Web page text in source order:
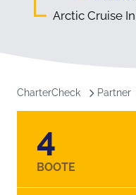
Arctic Cruise
CharterCheck Partner
4
BOOTE